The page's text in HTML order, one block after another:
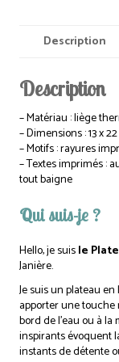
Description
Description
– Matériau : liège
– Dimensions : 13 x
– Motifs : rayures
– Textes imprimés :
tout baigne
Qui suis-je ?
Hello, je suisle
Janière.
Je suis un plateau
apporter une
bord de l’eau ou à
inspirants évoquent
instants de détente